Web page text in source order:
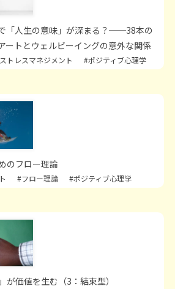
「人生の意味」が深まる？──38本の
ートとウェルビーイングの意外な関係
トレスマネジメント #ポジティブ心理学
のフロー理論
#フロー理論 #ポジティブ心理学
価値を生む（3：結束型）